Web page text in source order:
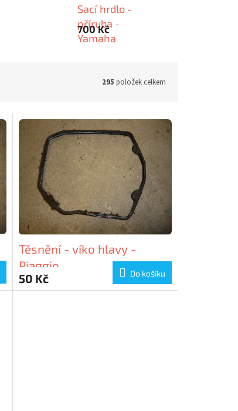
Sací hrdlo -
příruba -
Yamaha
700 Kč
295 položek celkem
Těsnění - víko hlavy -
Piaggio
50 Kč Do košíku